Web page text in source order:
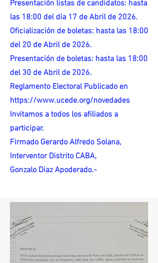
Presentación listas de candidatos: hasta
las 18:00 del día 17 de Abril de 2026.
Oficialización de boletas: hasta las 18:00
del 20 de Abril de 2026.
Presentación de boletas: hasta las 18:00
del 30 de Abril de 2026.
Reglamento Electoral Publicado en
https://www.ucede.org/novedades
Invitamos a todos los afiliados a
participar.
Firmado Gerardo Alfredo Solana,
Interventor Distrito CABA,
Gonzalo Diaz Apoderado.-